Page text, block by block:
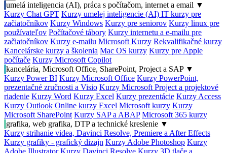
umelá inteligencia (AI), práca s počítačom, internet a email ▼
Kurzy Chat GPT Kurzy umelej inteligencie (AI) IT kurzy pre
začiatočníkov Kurzy Windows Kurzy pre seniorov Kurzy linux pre
používateľov Počítačové tábory Kurzy internetu a e-mailu pre
začiatočníkov Kurzy e-mailu Microsoft Kurzy Rekvalifikačné kurzy
Kancelárske kurzy a školenia Mac OS kurzy Kurzy pre Apple
počítače Kurzy Microsoft Copilot
kancelária, Microsoft Office, SharePoint, Project a SAP ▼
Kurzy Power BI Kurzy Microsoft Office Kurzy PowerPoint,
prezentačné zručnosti a Visio Kurzy Microsoft Project a projektové
riadenie Kurzy Word Kurzy Excel Kurzy prezentácie Kurzy Access
Kurzy Outlook Online kurzy Excel Microsoft kurzy Kurzy
Microsoft SharePoint Kurzy SAP a ABAP Microsoft 365 kurzy
grafika, web grafika, DTP a technické kreslenie ▼
Kurzy strihanie videa, Davinci Resolve, Premiere a After Effects
Kurzy grafiky - grafický dizajn Kurzy Adobe Photoshop Kurzy
Adobe Illustrator Kurzy Davinci Resolve Kurzy 3D tlače a